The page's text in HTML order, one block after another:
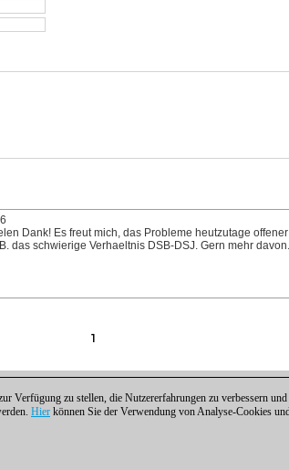
Dank! Es freut mich, das Probleme heutzutage
das schwierige Verhaeltnis DSB-DSJ. Gern mehr
1
Verfügung zu stellen, die Nutzererfahrungen zu verbessern
Hier können Sie der Verwendung von Analyse-Cookies